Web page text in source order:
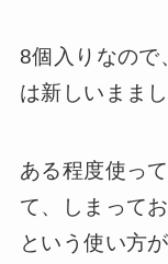
8個入りなので
は新しいまま
ある程度使っ
て、しまって
という使い方